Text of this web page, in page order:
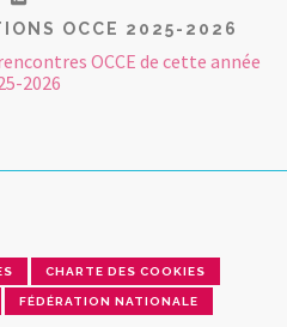
OCCE 2025-2026
OCCE de cette année
2026
CHARTE DES COOKIES
FÉDÉRATION NATIONALE